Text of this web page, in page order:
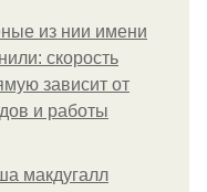
из нии имени
скорость
зависит от
и работы
макдугалл